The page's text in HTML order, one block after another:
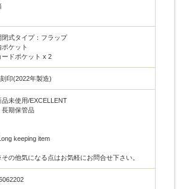
閉式タイプ：フラップ
ポケット
ードポケット x 2
印(2022年製造)
品未使用/EXCELLENT
長期保管品
keeping item
の他気になる点はお気軽にお問合せ下さい。